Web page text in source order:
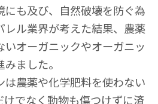
にも及び、自然破壊を防ぐ為
レル業界が考えた結果、農薬
いオーガニックやオーガニッ
ました。
は農薬や化学肥料を使わない
けでなく動物も傷つけずに済